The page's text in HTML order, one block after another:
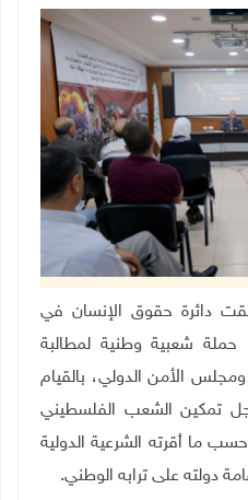
وفا- أطلقت دائرة حقوق الإنسان في
حملة شعبية وطنية لمطالبة
ومجلس الأمن الدولي، بالقيام
أجل تمكين الشعب الفلسطيني
ما أقرته الشرعية الدولية
دولته على ترابه الوطني.